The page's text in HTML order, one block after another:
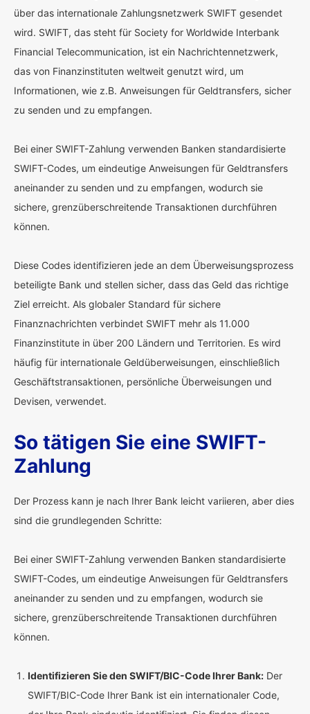
über das internationale Zahlungsnetzwerk SWIFT gesendet
wird. SWIFT, das steht für Society for Worldwide Interbank
Financial Telecommunication, ist ein Nachrichtennetzwerk,
das von Finanzinstituten weltweit genutzt wird, um
Informationen, wie z.B. Anweisungen für Geldtransfers, sicher
zu senden und zu empfangen.
Bei einer SWIFT-Zahlung verwenden Banken standardisierte
SWIFT-Codes, um eindeutige Anweisungen für Geldtransfers
aneinander zu senden und zu empfangen, wodurch sie
sichere, grenzüberschreitende Transaktionen durchführen
können.
Diese Codes identifizieren jede an dem Überweisungsprozess
beteiligte Bank und stellen sicher, dass das Geld das richtige
Ziel erreicht. Als globaler Standard für sichere
Finanznachrichten verbindet SWIFT mehr als 11.000
Finanzinstitute in über 200 Ländern und Territorien. Es wird
häufig für internationale Geldüberweisungen, einschließlich
Geschäftstransaktionen, persönliche Überweisungen und
Devisen, verwendet.
So tätigen Sie eine SWIFT-
Zahlung
Der Prozess kann je nach Ihrer Bank leicht variieren, aber dies
sind die grundlegenden Schritte:
Bei einer SWIFT-Zahlung verwenden Banken standardisierte
SWIFT-Codes, um eindeutige Anweisungen für Geldtransfers
aneinander zu senden und zu empfangen, wodurch sie
sichere, grenzüberschreitende Transaktionen durchführen
können.
Identifizieren Sie den SWIFT/BIC-Code Ihrer Bank: Der
SWIFT/BIC-Code Ihrer Bank ist ein internationaler Code,